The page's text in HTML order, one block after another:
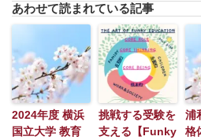
あわせて読まれている記事
2024年度 横浜
国立大学 教育
挑戦する受験を
支える【Funky
浦
格